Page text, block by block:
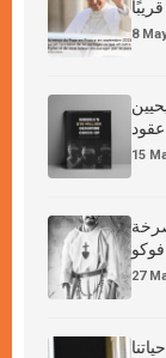
قريبًا
8
15
27